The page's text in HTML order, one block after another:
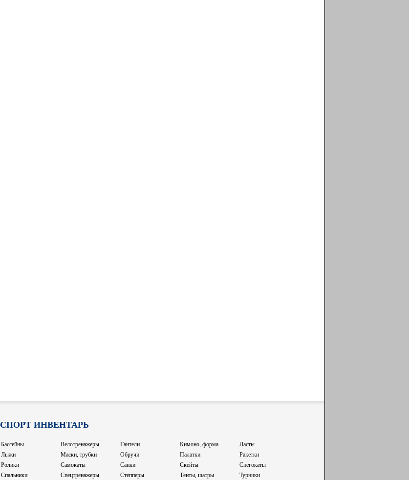
СПОРТ ИНВЕНТАРЬ
Бассейны Велотренажеры Гантели Кимоно, форма
Ласты
Лыжи
Маски, трубки Обручи Палатки
Ракетки
Ролики
Самокаты Санки Скейты
Снегокаты
Спальники
Спецтренажеры Степперы Тенты, шатры Турники